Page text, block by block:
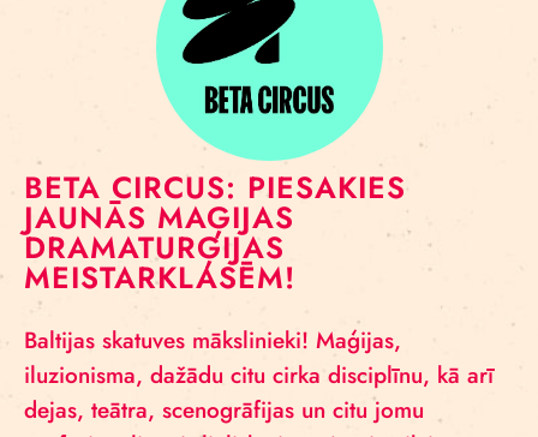
BETA CIRCUS: PIESAKIES
JAUNĀS MAĢIJAS
DRAMATURĢIJAS
MEISTARKLASĒM!
Baltijas skatuves mākslinieki! Maģijas,
iluzionisma, dažādu citu cirka disciplīnu, kā arī
dejas, teātra, scenogrāfijas un citu jomu